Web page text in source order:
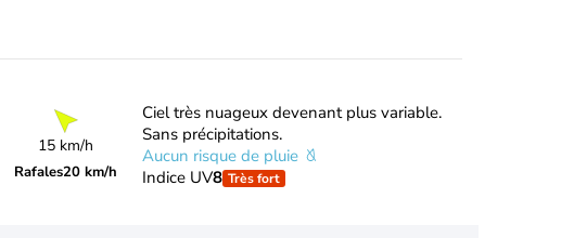
15 km/h
Rafales20 km/h
Ciel très nuageux devenant plus variable.
Sans précipitations.
Aucun risque de pluie
Indice UV8 Très fort